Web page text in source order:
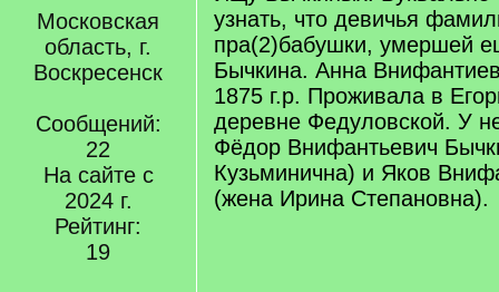
Московская
область, г.
Воскресенск
Сообщений:
22
На сайте с
2024 г.
Рейтинг:
19
узнать, что девичья
пра(2)бабушки, умершей
Бычкина. Анна
1875 г.р. Проживала в
деревне Федуловской. У
Фёдор Внифантьевич
Кузьминична) и Яков
(жена Ирина Степановна).